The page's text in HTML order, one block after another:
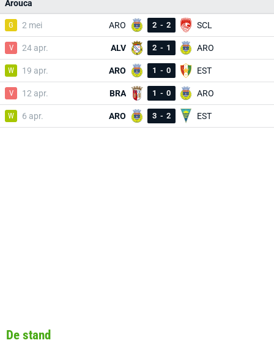
Arouca
G 2 mei ARO 2 - 2 SCL
V 24 apr. ALV 2 - 1 ARO
W 19 apr. ARO 1 - 0 EST
V 12 apr. BRA 1 - 0 ARO
W 6 apr. ARO 3 - 2 EST
De stand